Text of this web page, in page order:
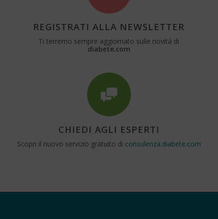
REGISTRATI ALLA NEWSLETTER
Ti terremo sempre aggiornato sulle novità di
diabete.com
CHIEDI AGLI ESPERTI
Scopri il nuovo servizio gratuito di consulenza.diabete.com